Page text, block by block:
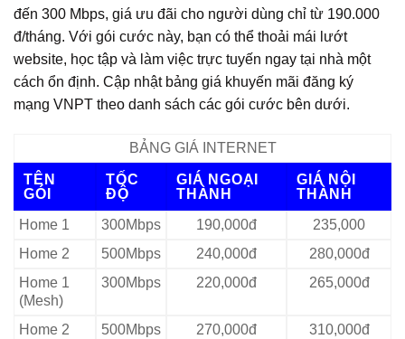
đến 300 Mbps, giá ưu đãi cho người dùng chỉ từ 190.000
đ/tháng. Với gói cước này, bạn có thể thoải mái lướt
website, học tập và làm việc trực tuyến ngay tại nhà một
cách ổn định. Cập nhật bảng giá khuyến mãi đăng ký
mạng VNPT theo danh sách các gói cước bên dưới.
BẢNG GIÁ INTERNET
TÊN
GÓI
TỐC
ĐỘ
GIÁ NGOẠI
THÀNH
GIÁ NỘI
THÀNH
Home 1
300Mbps 190,000đ
235,000
Home 2
500Mbps 240,000đ
280,000đ
Home 1
(Mesh)
300Mbps 220,000đ 265,000đ
Home 2
500Mbps 270,000đ 310,000đ